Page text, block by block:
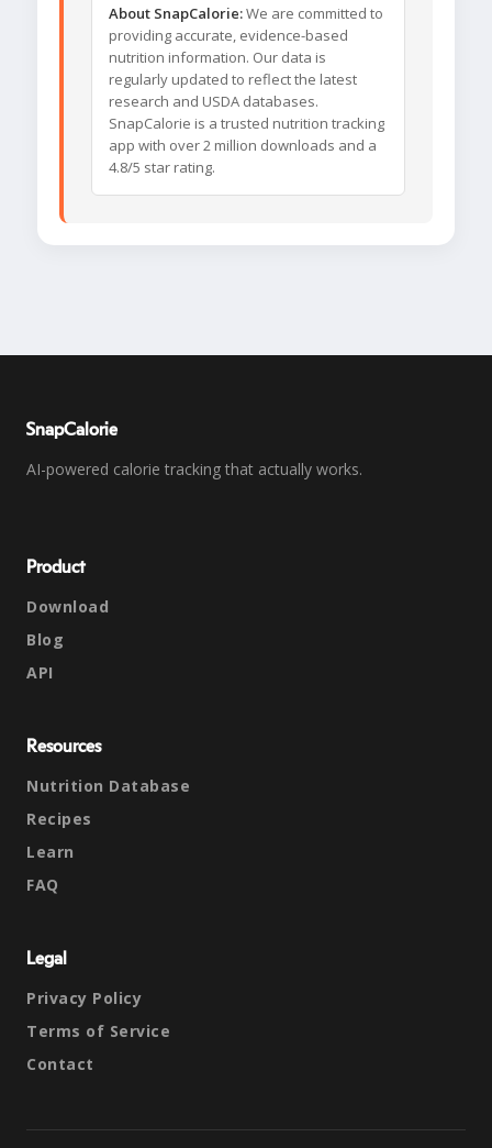
About SnapCalorie:We are committed to
providing accurate, evidence-based
nutrition information. Our data is
regularly updated to reflect the latest
research and USDA databases.
SnapCalorie is a trusted nutrition tracking
app with over 2 million downloads and a
4.8/5 star rating.
SnapCalorie
AI-powered calorie tracking that actually works.
Product
Download
Blog
API
Resources
Nutrition Database
Recipes
Learn
FAQ
Legal
Privacy Policy
Terms of Service
Contact